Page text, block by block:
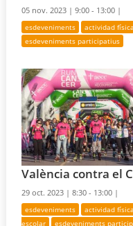
05 nov. 2023 |9:00 - 13:00 |
esdeveniments actividad física
esdeveniments participatius
València contra el
29 oct. 2023 |8:30 - 13:00 |
esdeveniments actividad física
escolar
esdeveniments